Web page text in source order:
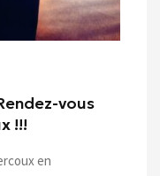
vous
!!!
en